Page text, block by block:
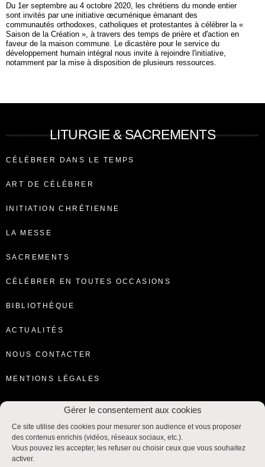
Gérer le consentement aux cookies
Ce site utilise des cookies pour mesurer son audience et vous proposer
des contenus enrichis (vidéos, réseaux sociaux, etc.).
Vous pouvez les accepter, les refuser ou choisir ceux que vous souhaitez
activer.
Du 1er septembre au 4 octobre 2020, les chrétiens du monde entier
sont invités par une initiative œcuménique émanant des
communautés orthodoxes, catholiques et protestantes à célébrer la «
Saison de la Création », à travers des temps de prière et d'action en
faveur de la maison commune. Le dicastère pour le service du
développement humain intégral nous invite à rejoindre l'initiative,
notamment par la mise à disposition de plusieurs ressources.
LITURGIE & SACREMENTS
CÉLÉBRER DANS LE TEMPS
ART DE CÉLÉBRER
INITIATION CHRÉTIENNE
LA MESSE
SACREMENTS
CÉLÉBRER EN TOUTES OCCASIONS
BIBLIOTHÈQUE
ACTUALITÉS
NOUS CONTACTER
MENTIONS LÉGALES